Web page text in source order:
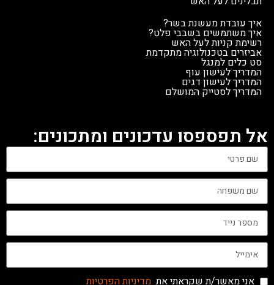
איך עובדת מעשנת בשר?
איך משתמשים בשבבי פלט?
רשימת קניות לעל האש
אביזרים בטכנולוגיה מתקדמת
סט כלים למנגל
המדריך לעישון עוף
המדריך לעישון דגים
המדריך לסטייק המושלם
אל תפספסו עדכונים ומתכונים:
אני מאשר/ת שקראתי את מדיניות הפרטיות